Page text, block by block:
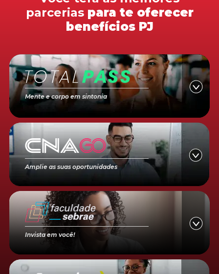
parceriaspara te oferecer
benefícios PJ
Mente e corpo em sintonia
Amplie as suas oportunidades
Invista em você!